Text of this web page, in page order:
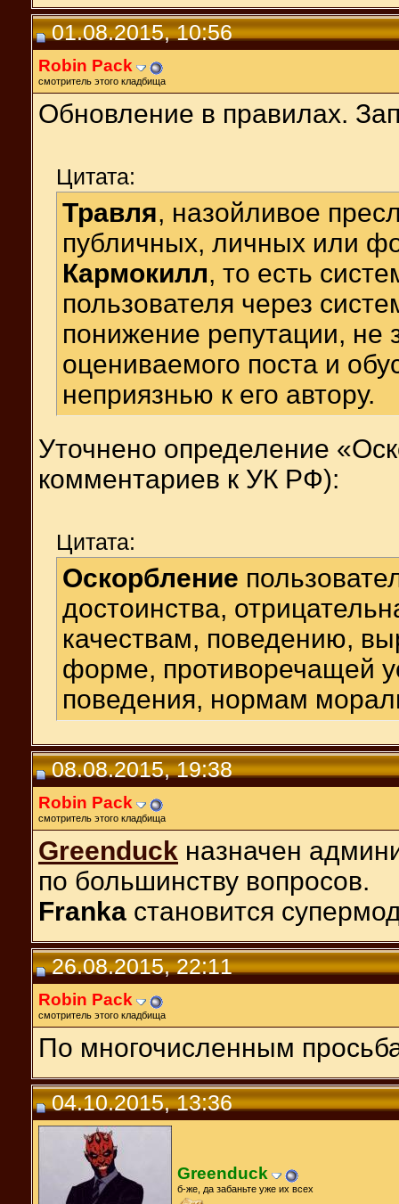
01.08.2015, 10:56
Robin Pack
смотритель этого кладбища
Обновление в правилах.
Цитата:
Травля, назойливое
публичных, личных или
Кармокилл, то есть
пользователя через
понижение репутации, не
оцениваемого поста и
неприязнью к его автору.
Уточнено определение
комментариев к УК РФ):
Цитата:
Оскорбление
достоинства,
качествам, поведению,
форме, противоречащей
поведения, нормам
08.08.2015, 19:38
Robin Pack
смотритель этого кладбища
Greenduck назначен
по большинству вопросов.
Franka становится
26.08.2015, 22:11
Robin Pack
смотритель этого кладбища
По многочисленным
04.10.2015, 13:36
Greenduck
б-же, да забаньте уже их всех